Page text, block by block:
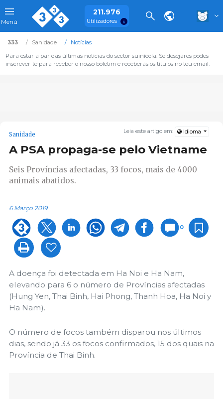
Menú
211.976
Utilizadores
333 Sanidade
Notícias
Para estar a par das últimas notícias do sector suinícola. Se desejares podes
inscrever-te para receber o nosso boletim e receberás os títulos no teu email.
Leia este artigo em: Idioma
Sanidade
A PSA propaga-se pelo Vietname
Seis Províncias afectadas, 33 focos, mais de 4000
animais abatidos.
6 Março 2019
0
A doença foi detectada em Ha Noi e Ha Nam,
elevando para 6 o número de Províncias afectadas
(Hung Yen, Thai Binh, Hai Phong, Thanh Hoa, Ha Noi y
Ha Nam).
O número de focos também disparou nos últimos
dias, sendo já 33 os focos confirmados, 15 dos quais na
Província de Thai Binh.